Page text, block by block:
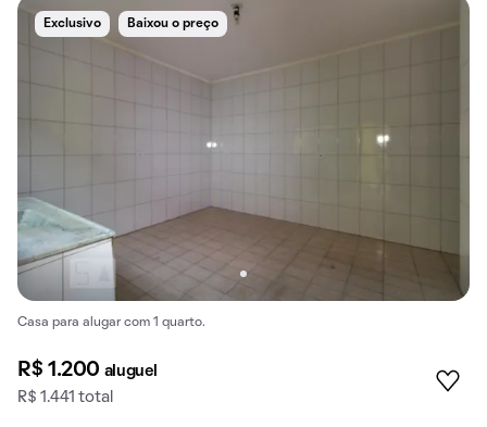
Exclusivo Baixou o preço
Casa para alugar com 1 quarto.
R$ 1.200 aluguel
R$ 1.441 total